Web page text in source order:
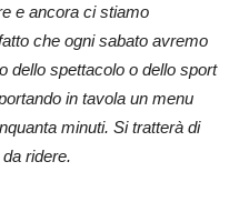
e ancora ci stiamo
che ogni sabato avremo
dello spettacolo o dello sport
in tavola un menu
minuti. Si tratterà di
ridere.